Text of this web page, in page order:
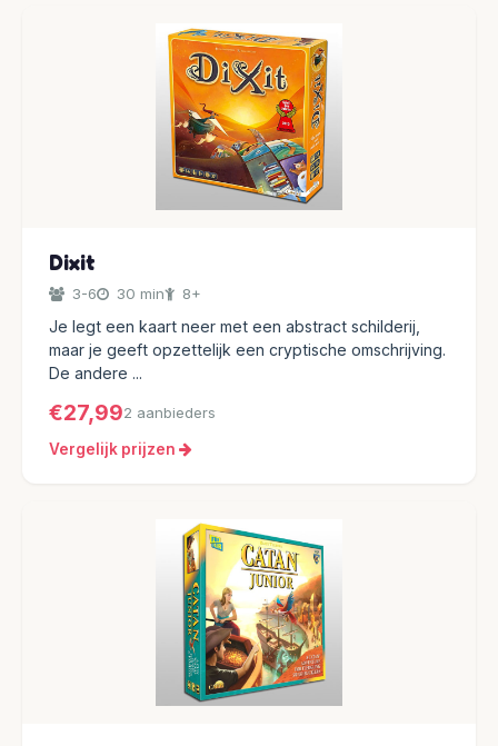
Dixit
3-6 30 min 8+
Je legt een kaart neer met een abstract schilderij,
maar je geeft opzettelijk een cryptische omschrijving.
De andere ...
€27,992 aanbieders
Vergelijk prijzen